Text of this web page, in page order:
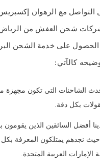
التواصل مع الرهوان
شحن العفش من الرياض
الحصول على خدمة الشحن
كالآتي:
الشاحنات التي تكون مجهزة
بكل دقة.
أفضل السائقين الذين
حيث نجدهم يمتلكون المعرفة
الإمارات العربية المتحدة.